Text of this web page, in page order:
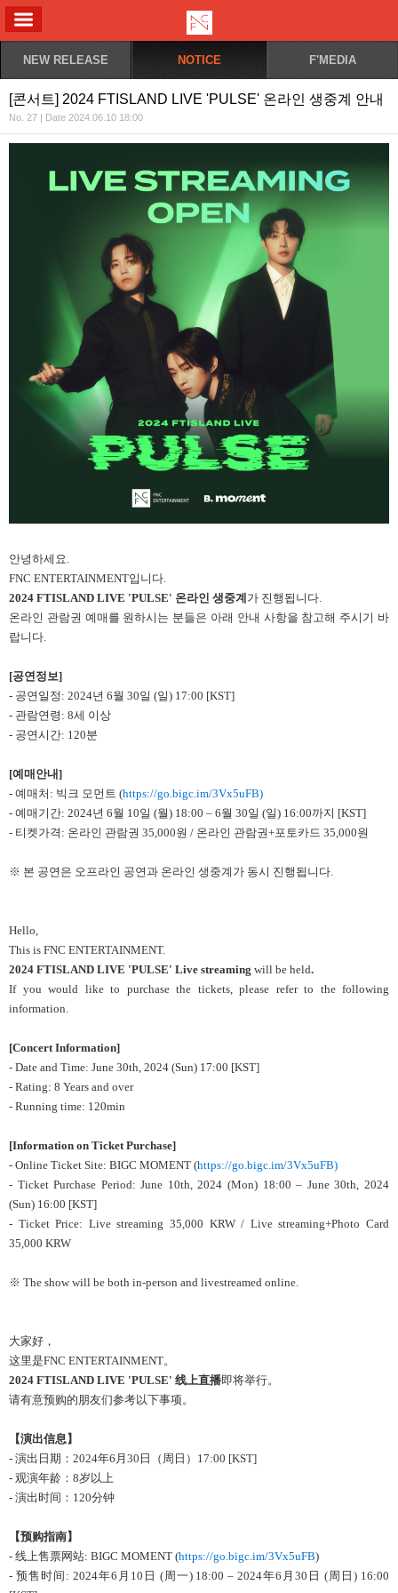
NEW RELEASE NOTICE F'MEDIA
[콘서트] 2024 FTISLAND LIVE 'PULSE' 온라인 생중계 안내
No. 27 | Date 2024.06.10 18:00
안녕하세요.
FNC ENTERTAINMENT입니다.
2024 FTISLAND LIVE 'PULSE' 온라인 생중계 가 진행됩니다.
온라인 관람권 예매를 원하시는 분들은 아래 안내 사항을 참고해 주시기 바
랍니다.
[공연정보]
- 공연일정: 2024년 6월 30일 (일) 17:00 [KST]
- 관람연령: 8세 이상
- 공연시간: 120분
[예매안내]
- 예매처: 빅크 모먼트 (https://go.bigc.im/3Vx5uFB)
- 예매기간: 2024년 6월 10일 (월) 18:00 – 6월 30일 (일) 16:00까지 [KST]
- 티켓가격: 온라인 관람권 35,000원 / 온라인 관람권+포토카드 35,000원
※ 본 공연은 오프라인 공연과 온라인 생중계가 동시 진행됩니다.
Hello,
This is FNC ENTERTAINMENT.
2024 FTISLAND LIVE 'PULSE' Live streaming will be held.
If you would like to purchase the tickets, please refer to the following
information.
[Concert Information]
- Date and Time: June 30th, 2024 (Sun) 17:00 [KST]
- Rating: 8 Years and over
- Running time: 120min
[Information on Ticket Purchase]
- Online Ticket Site: BIGC MOMENT (https://go.bigc.im/3Vx5uFB)
- Ticket Purchase Period: June 10th, 2024 (Mon) 18:00 – June 30th, 2024
(Sun) 16:00 [KST]
- Ticket Price: Live streaming 35,000 KRW / Live streaming+Photo Card
35,000 KRW
※ The show will be both in-person and livestreamed online.
大家好，
这里是FNC ENTERTAINMENT。
2024 FTISLAND LIVE 'PULSE' 线上直播即将举行。
请有意预购的朋友们参考以下事项。
【演出信息】
- 演出日期： 2024年6 月 30 日（周 日 ） 17:00 [KST]
- 观演年龄 ： 8岁 以上
- 演出 时间 ： 120分钟
【预购指南】
- 线上售票网站: BIGC MOMENT (https://go.bigc.im/3Vx5uFB)
- 预售 时间 : 2024年6 月 10 日 (周 一) 18:00 – 2024年6 月30 日 (周 日) 16:00